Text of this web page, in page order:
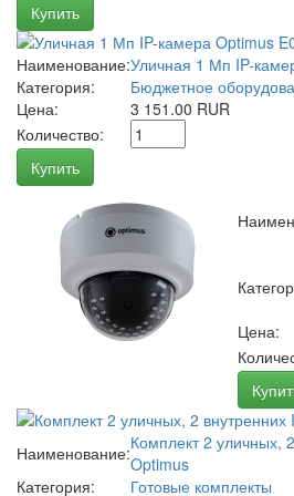
Купить
Наименование:Уличная 1 Мп IP-
Категория:
Бюджетное
Цена:
3 151.00 RUR
Количество:
Купить
Цена:
Наименование:Комплект 2 уличных,
Optimus
Категория:
Готовые комплекты